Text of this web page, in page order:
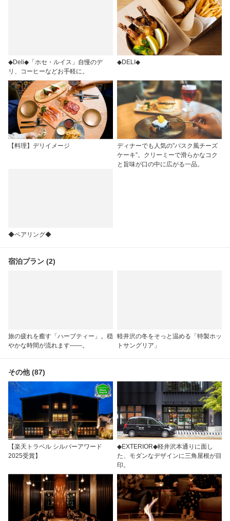
◆Deli◆「ホセ・ルイス」自慢のデ
リ、コーヒーなどお手軽に。
◆DELI◆
【料理】デリイメージ
ディナーでも人気の”バスク風チーズ
ケーキ”。クリーミーで滑らかなコク
と旨味が口の中に広がる一品。
◆ペアリング◆
宿泊プラン (2)
旅の疲れを癒す「ハーブティー」。穏
やかな時間が流れます――。
軽井沢の冬をそっと温める「特製ホッ
トサングリア」
その他 (87)
【楽天トラベル シルバーアワード
2025受賞】
◆EXTERIOR◆軽井沢本通りに面し
た、モダンなデザインに三角屋根が目
印。